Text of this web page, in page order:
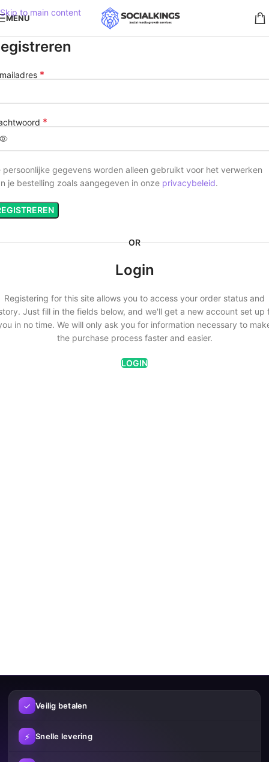
Skip to main content
MENU
*
*
persoonlijke gegevens worden alleen gebruikt voor het verwerken
je bestelling zoals aangegeven in onze privacybeleid.
OR
Login
Registering for this site allows you to access your order status and
Just fill in the fields below, and we'll get a new account set up
in no time. We will only ask you for information necessary to
the purchase process faster and easier.
LOGIN
✓ Veilig betalen
⚡ Snelle levering